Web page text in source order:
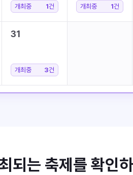
개최중 1건 개최중 1건
31
개최중 3건
되는 축제를 확인